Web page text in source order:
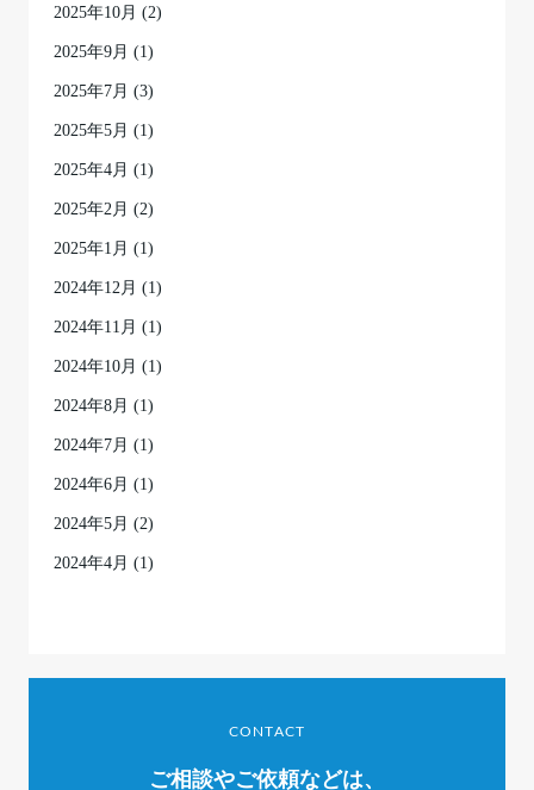
2025年10月 (2)
2025年9月 (1)
2025年7月 (3)
2025年5月 (1)
2025年4月 (1)
2025年2月 (2)
2025年1月 (1)
2024年12月 (1)
2024年11月 (1)
2024年10月 (1)
2024年8月 (1)
2024年7月 (1)
2024年6月 (1)
2024年5月 (2)
2024年4月 (1)
CONTACT
ご相談やご依頼などは、